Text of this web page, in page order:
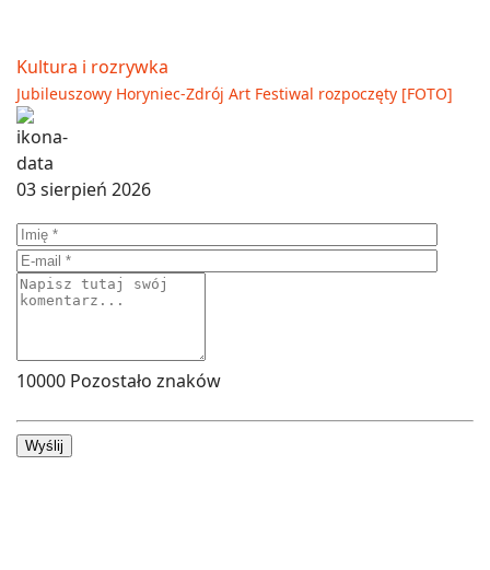
Kultura i rozrywka
Jubileuszowy Horyniec-Zdrój Art Festiwal rozpoczęty [FOTO]
03 sierpień 2026
10000 Pozostało znaków
Wyślij